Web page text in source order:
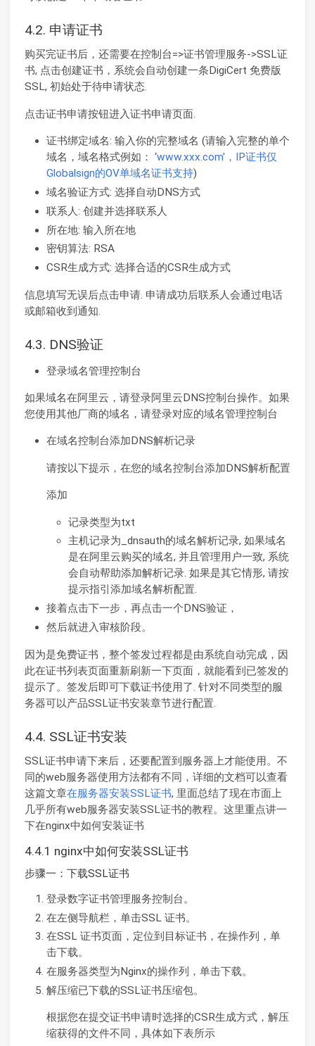
4.2. 申请证书
购买完证书后，还需要在控制台=>证书管理服务->SSL证
书, 点击创建证书，系统会自动创建一条DigiCert 免费版
SSL, 初始处于待申请状态.
点击证书申请按钮进入证书申请页面.
证书绑定域名: 输入你的完整域名 (请输入完整的单个
域名，域名格式例如： ‘www.xxx.com'，IP证书仅
Globalsign的OV单域名证书支持)
域名验证方式: 选择自动DNS方式
联系人: 创建并选择联系人
所在地: 输入所在地
密钥算法: RSA
CSR生成方式: 选择合适的CSR生成方式
信息填写无误后点击申请. 申请成功后联系人会通过电话
或邮箱收到通知.
4.3. DNS验证
登录域名管理控制台
如果域名在阿里云，请登录阿里云DNS控制台操作。如果
您使用其他厂商的域名，请登录对应的域名管理控制台
在域名控制台添加DNS解析记录
请按以下提示，在您的域名控制台添加DNS解析配置
添加
记录类型为txt
主机记录为_dnsauth的域名解析记录, 如果域名
是在阿里云购买的域名, 并且管理用户一致, 系统
会自动帮助添加解析记录. 如果是其它情形, 请按
提示指引添加域名解析配置.
接着点击下一步，再点击一个DNS验证，
然后就进入审核阶段。
因为是免费证书，整个签发过程都是由系统自动完成，因
此在证书列表页面重新刷新一下页面，就能看到已签发的
提示了。签发后即可下载证书使用了. 针对不同类型的服
务器可以产品SSL证书安装章节进行配置.
4.4. SSL证书安装
SSL证书申请下来后，还要配置到服务器上才能使用。不
同的web服务器使用方法都有不同，详细的文档可以查看
这篇文章在服务器安装SSL证书, 里面总结了现在市面上
几乎所有web服务器安装SSL证书的教程。这里重点讲一
下在nginx中如何安装证书
4.4.1 nginx中如何安装SSL证书
步骤一：下载SSL证书
登录数字证书管理服务控制台。
在左侧导航栏，单击SSL 证书。
在SSL 证书页面，定位到目标证书，在操作列，单
击下载。
在服务器类型为Nginx的操作列，单击下载。
解压缩已下载的SSL证书压缩包。
根据您在提交证书申请时选择的CSR生成方式，解压
缩获得的文件不同，具体如下表所示